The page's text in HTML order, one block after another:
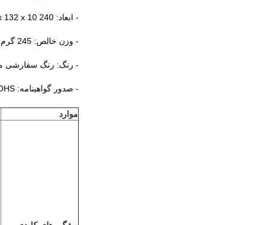
- ابعاد: 240 x 132 x 10 میلی متر (L x W x H)
- وزن خالص: 245 گرم
- رنگ: رنگ سفارشی
- صدور گواهینامه: CE ، FCC ، ROHS
موارد